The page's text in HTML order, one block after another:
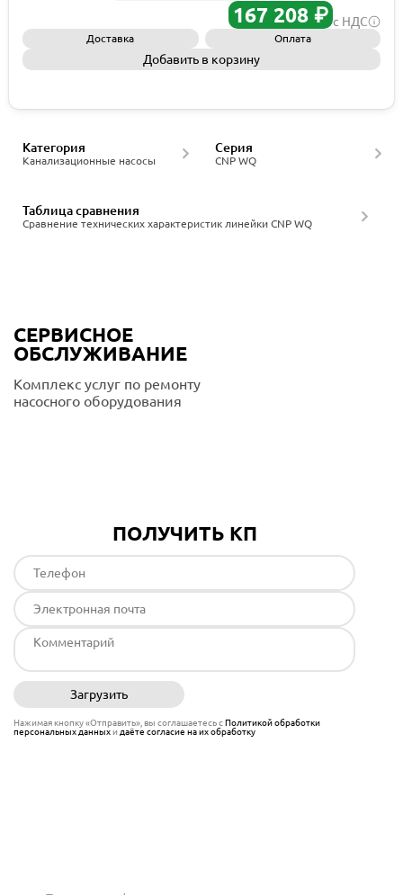
167 208 ₽ с НДС
Доставка Оплата
Добавить в корзину
Канализационные насосы
Категория
CNP WQ
Серия
Сравнение технических характеристик линейки CNP WQ
Таблица сравнения
СЕРВИСНОЕ
ОБСЛУЖИВАНИЕ
Комплекс услуг по ремонту
насосного оборудования
ПОЛУЧИТЬ КП
Загрузить
Нажимая кнопку «Отправить», вы соглашаетесь сПолитикой обработки
персональных данныхи даёте согласие на их обработку